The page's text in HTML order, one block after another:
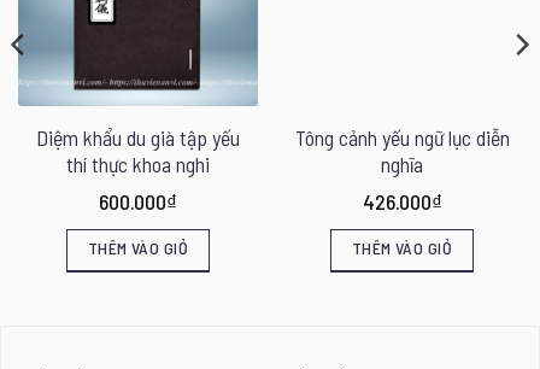
Diệm khẩu du già tập yếu
thí thực khoa nghi
600.000₫
THÊM VÀO GIỎ
Tông cảnh yếu ngữ lục diễn
nghĩa
426.000₫
THÊM VÀO GIỎ